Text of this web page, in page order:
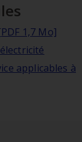
1,7 Mo]
applicables à